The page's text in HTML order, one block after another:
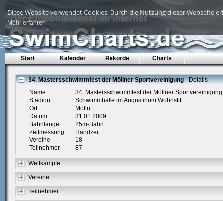
Diese Website verwendet Cookies. Durch die Nutzung dieser Webseite
Mehr erfahren
Start Kalender Rekorde Charts
34. Mastersschwimmfest der Möllner Sportvereinigung- Details
Name
34. Mastersschwimmfest der Möllner Sportvereinigung
Stadion
Schwimmhalle im Augustinum Wohnstift
Ort
Mölln
Datum
31.01.2009
Bahnlänge
25m-Bahn
Zeitmessung
Handzeit
Vereine
18
Teilnehmer
87
Wettkämpfe
Vereine
Teilnehmer